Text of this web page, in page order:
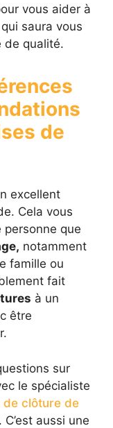
vous aider à
saura vous
de qualité.
de
excellent
Cela vous
que
notamment
famille ou
fait
à un
être
sur
le spécialiste
de clôture de
aussi une